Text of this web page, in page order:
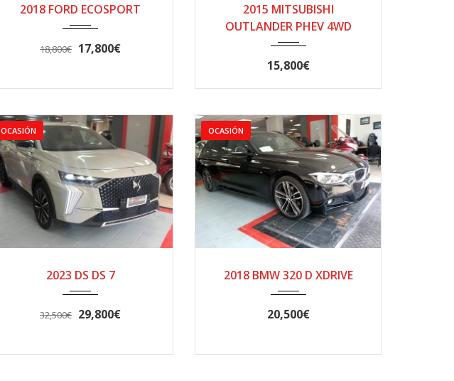
32000
2018 FORD ECOSPORT
18,800€ 17,800€
158000
2015 MITSUBISHI
OUTLANDER PHEV 4WD
15,800€
OCASIÓN
89000
2023 DS DS 7
32,500€ 29,800€
OCASIÓN
193000
2018 BMW 320 D XDRIVE
20,500€